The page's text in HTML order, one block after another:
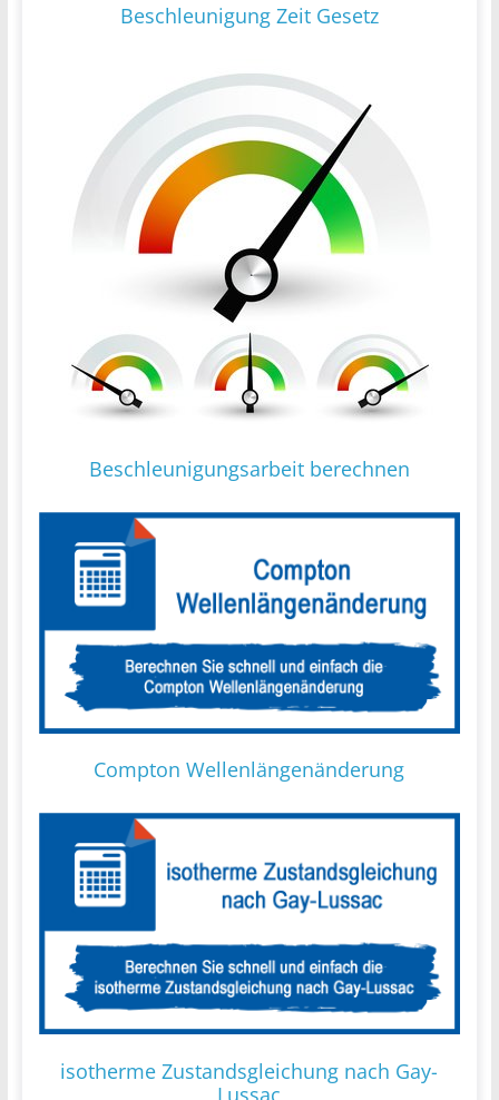
Beschleunigung Zeit Gesetz
Beschleunigungsarbeit berechnen
Compton Wellenlängenänderung
isotherme Zustandsgleichung nach Gay-
Lussac